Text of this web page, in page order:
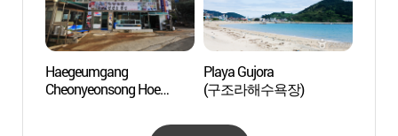
Haegeumgang
Cheonyeonsong Hoe
(해금강천년송횟집)
Playa Gujora
(구조라해수욕장)